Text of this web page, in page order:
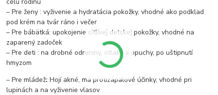
– Pre ženy : vyživenie a hydratácia pokožky, vhodné ako podklad
pod krém na tvár ráno i večer
– Pre bábätká: upokojenie citlivej detskej pokožky, vhodné na
zaparený zadoček
– Pre deti : na drobné odreniny, otlaky a opuchy, po uštipnutí
hmyzom
– Pre mládež: Hojí akné, má protizápalové účinky, vhodné pri
lupinách a na vyživenie vlasov